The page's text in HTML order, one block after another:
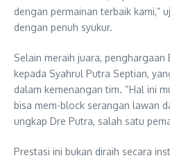
dengan permainan terbaik kami,”
dengan penuh syukur.
Selain meraih juara, penghargaan
kepada Syahrul Putra Septian,
dalam kemenangan tim. “Hal ini
bisa mem-block serangan lawan
ungkap Dre Putra, salah satu
Prestasi ini bukan diraih secara